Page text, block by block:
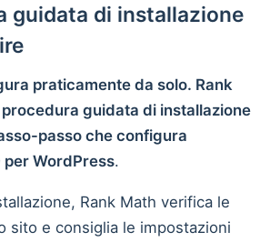
guidata di installazione
praticamente da solo. Rank
guidata di installazione
passo che configura
per WordPress.
Rank Math verifica le
sito e consiglia le impostazioni